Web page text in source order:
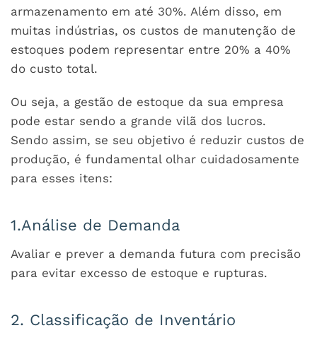
armazenamento em até 30%. Além disso, em
muitas indústrias, os custos de manutenção de
estoques podem representar entre 20% a 40%
do custo total.
Ou seja, a gestão de estoque da sua empresa
pode estar sendo a grande vilã dos lucros.
Sendo assim, se seu objetivo é reduzir custos de
produção, é fundamental olhar cuidadosamente
para esses itens:
1.Análise de Demanda
Avaliar e prever a demanda futura com precisão
para evitar excesso de estoque e rupturas.
2. Classificação de Inventário